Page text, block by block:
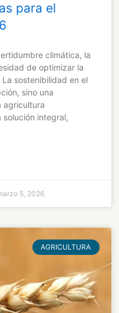
para el
climática, la
de optimizar la
sostenibilidad en el
sino una
agricultura
solución integral,
5, 2026
AGRICULTURA